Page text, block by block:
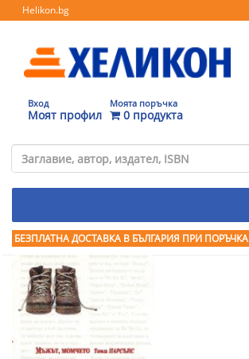
Helikon.bg
Вход
Моят профил
Моята поръчка
0 продукта
БЕЗПЛАТНА ДОСТАВКА В БЪЛГАРИЯ ПРИ ПОРЪЧКА